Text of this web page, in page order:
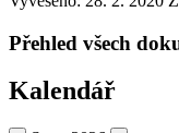
Přehled všech
Kalendář